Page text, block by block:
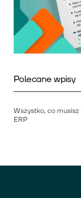
Polecane wpisy
Wszystko, co
ERP